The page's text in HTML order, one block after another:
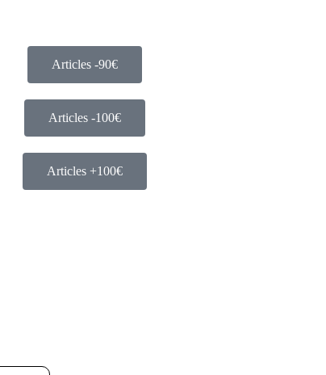
Articles -90€
Articles -100€
Articles +100€